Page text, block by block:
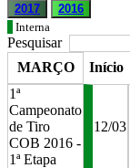
2017
2016
Interna
Pesquisar
MARÇO
Início
1ª
Campeonato
de Tiro
COB 2016 -
1ª Etapa
12/03